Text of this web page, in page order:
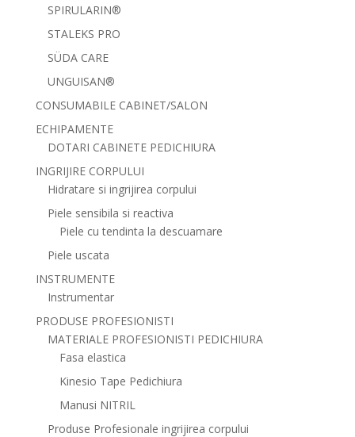
SPIRULARIN®
STALEKS PRO
SÜDA CARE
UNGUISAN®
CONSUMABILE CABINET/SALON
ECHIPAMENTE
DOTARI CABINETE PEDICHIURA
INGRIJIRE CORPULUI
Hidratare si ingrijirea corpului
Piele sensibila si reactiva
Piele cu tendinta la descuamare
Piele uscata
INSTRUMENTE
Instrumentar
PRODUSE PROFESIONISTI
MATERIALE PROFESIONISTI PEDICHIURA
Fasa elastica
Kinesio Tape Pedichiura
Manusi NITRIL
Produse Profesionale ingrijirea corpului